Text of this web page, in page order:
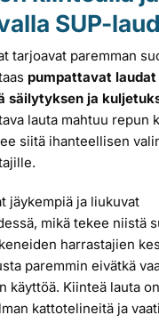
SUP-
tarjoavat paremman
pumpattavat
säilytyksen ja
lauta mahtuu repun
siitä ihanteellisen
jäykempiä ja liukuvat
mikä tekee niistä
harrastajien
paremmin eivätkä
käyttöä. Kiinteä lauta
kattotelineitä ja